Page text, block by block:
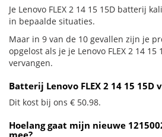
Je Lenovo FLEX 2 14 15 15D batterij
in bepaalde situaties.
Maar in 9 van de 10 gevallen zijn je
opgelost als je je Lenovo FLEX 2 14
vervangen.
Batterij Lenovo FLEX 2 14 15 15D
Dit kost bij ons € 50.98.
Hoelang gaat mijn nieuwe
mee?